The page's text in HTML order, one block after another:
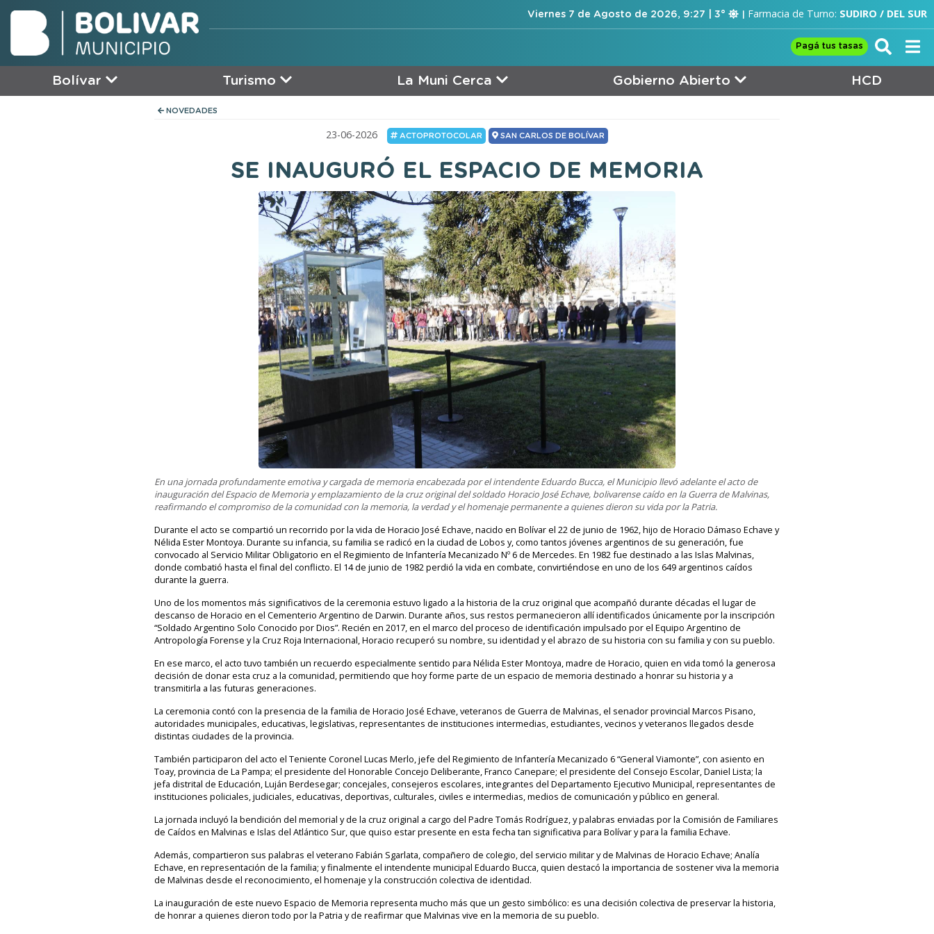
Pagá tus tasas
Viernes 7 de Agosto de 2026, 9:27 | 3° Farmacia de Turno: SUDIRO / DEL SUR
Bolívar Turismo La Muni Cerca Gobierno Abierto HCD
NOVEDADES
23-06-2026 ACTOPROTOCOLAR SAN CARLOS DE BOLÍVAR
SE INAUGURÓ EL ESPACIO DE MEMORIA
En una jornada profundamente emotiva y cargada de memoria encabezada por el intendente Eduardo Bucca, el Municipio llevó adelante el acto de
inauguración del Espacio de Memoria y emplazamiento de la cruz original del soldado Horacio José Echave, bolivarense caído en la Guerra de Malvinas,
reafirmando el compromiso de la comunidad con la memoria, la verdad y el homenaje permanente a quienes dieron su vida por la Patria.
Durante el acto se compartió un recorrido por la vida de Horacio José Echave, nacido en Bolívar el 22 de junio de 1962, hijo de Horacio Dámaso Echave y
Nélida Ester Montoya. Durante su infancia, su familia se radicó en la ciudad de Lobos y, como tantos jóvenes argentinos de su generación, fue
convocado al Servicio Militar Obligatorio en el Regimiento de Infantería Mecanizado Nº 6 de Mercedes. En 1982 fue destinado a las Islas Malvinas,
donde combatió hasta el final del conflicto. El 14 de junio de 1982 perdió la vida en combate, convirtiéndose en uno de los 649 argentinos caídos
durante la guerra.
Uno de los momentos más significativos de la ceremonia estuvo ligado a la historia de la cruz original que acompañó durante décadas el lugar de
descanso de Horacio en el Cementerio Argentino de Darwin. Durante años, sus restos permanecieron allí identificados únicamente por la inscripción
“Soldado Argentino Solo Conocido por Dios”. Recién en 2017, en el marco del proceso de identificación impulsado por el Equipo Argentino de
Antropología Forense y la Cruz Roja Internacional, Horacio recuperó su nombre, su identidad y el abrazo de su historia con su familia y con su pueblo.
En ese marco, el acto tuvo también un recuerdo especialmente sentido para Nélida Ester Montoya, madre de Horacio, quien en vida tomó la generosa
decisión de donar esta cruz a la comunidad, permitiendo que hoy forme parte de un espacio de memoria destinado a honrar su historia y a
transmitirla a las futuras generaciones.
La ceremonia contó con la presencia de la familia de Horacio José Echave, veteranos de Guerra de Malvinas, el senador provincial Marcos Pisano,
autoridades municipales, educativas, legislativas, representantes de instituciones intermedias, estudiantes, vecinos y veteranos llegados desde
distintas ciudades de la provincia.
También participaron del acto el Teniente Coronel Lucas Merlo, jefe del Regimiento de Infantería Mecanizado 6 “General Viamonte”, con asiento en
Toay, provincia de La Pampa; el presidente del Honorable Concejo Deliberante, Franco Canepare; el presidente del Consejo Escolar, Daniel Lista; la
jefa distrital de Educación, Luján Berdesegar; concejales, consejeros escolares, integrantes del Departamento Ejecutivo Municipal, representantes de
instituciones policiales, judiciales, educativas, deportivas, culturales, civiles e intermedias, medios de comunicación y público en general.
La jornada incluyó la bendición del memorial y de la cruz original a cargo del Padre Tomás Rodríguez, y palabras enviadas por la Comisión de Familiares
de Caídos en Malvinas e Islas del Atlántico Sur, que quiso estar presente en esta fecha tan significativa para Bolívar y para la familia Echave.
Además, compartieron sus palabras el veterano Fabián Sgarlata, compañero de colegio, del servicio militar y de Malvinas de Horacio Echave; Analía
Echave, en representación de la familia; y finalmente el intendente municipal Eduardo Bucca, quien destacó la importancia de sostener viva la memoria
de Malvinas desde el reconocimiento, el homenaje y la construcción colectiva de identidad.
La inauguración de este nuevo Espacio de Memoria representa mucho más que un gesto simbólico: es una decisión colectiva de preservar la historia,
de honrar a quienes dieron todo por la Patria y de reafirmar que Malvinas vive en la memoria de su pueblo.